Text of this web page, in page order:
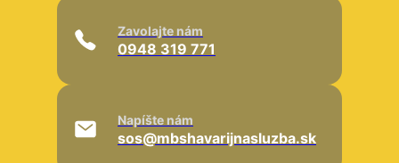
Zavolajte nám
0948 319 771
Napíšte nám
sos@mbshavarijnasluzba.sk